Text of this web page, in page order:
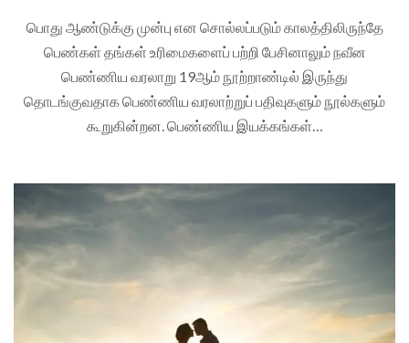
பொது ஆண்டுக்கு முன்பு என சொல்லப்படும் காலத்திலிருந்தே
பெண்கள் தங்கள் உரிமைகளைப் பற்றி பேசினாலும் நவீன
பெண்ணிய வரலாறு 19ஆம் நூற்றாண்டில் இருந்து
தொடங்குவதாக பெண்ணிய வரலாற்றுப் பதிவுகளும் நூல்களும்
கூறுகின்றன. பெண்ணிய இயக்கங்கள்…